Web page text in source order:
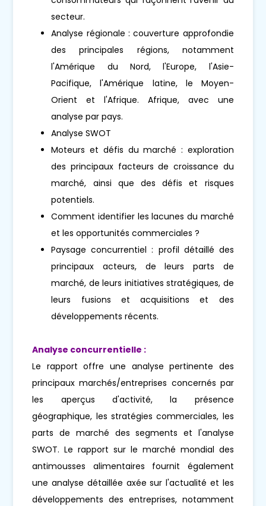
secteur.
Analyse régionale : couverture approfondie
des principales régions, notamment
l'Amérique du Nord, l'Europe, l'Asie-
Pacifique, l'Amérique latine, le Moyen-
Orient et l'Afrique. Afrique, avec une
analyse par pays.
Analyse SWOT
Moteurs et défis du marché : exploration
des principaux facteurs de croissance du
marché, ainsi que des défis et risques
potentiels.
Comment identifier les lacunes du marché
et les opportunités commerciales ?
Paysage concurrentiel : profil détaillé des
principaux acteurs, de leurs parts de
marché, de leurs initiatives stratégiques, de
leurs fusions et acquisitions et des
développements récents.
Analyse concurrentielle :
Le rapport offre une analyse pertinente des
principaux marchés/entreprises concernés par
les aperçus d'activité, la présence
géographique, les stratégies commerciales, les
parts de marché des segments et l'analyse
SWOT. Le rapport sur le marché mondial des
antimousses alimentaires fournit également
une analyse détaillée axée sur l'actualité et les
développements des entreprises, notamment